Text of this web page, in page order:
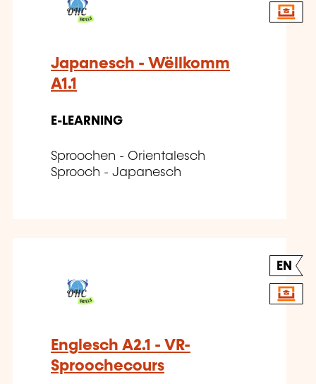
Japanesch - Wëllkomm
A1.1
E-LEARNING
Sproochen - Orientalesch
Sprooch - Japanesch
EN
Englesch A2.1 - VR-
Sproochecours